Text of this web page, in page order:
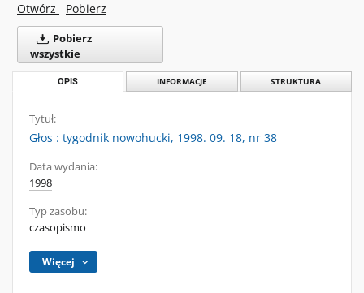
Otwórz
Pobierz
Pobierz
wszystkie
OPIS INFORMACJE STRUKTURA
Tytuł:
Głos : tygodnik nowohucki, 1998. 09. 18, nr 38
Data wydania:
1998
Typ zasobu:
czasopismo
Więcej